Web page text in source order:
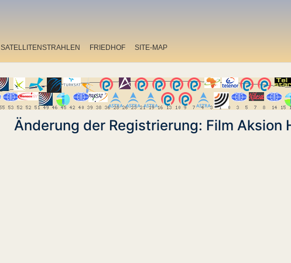
SATELLITENSTRAHLEN FRIEDHOF SITE-MAP
Änderung der Registrierung: Film Aksion